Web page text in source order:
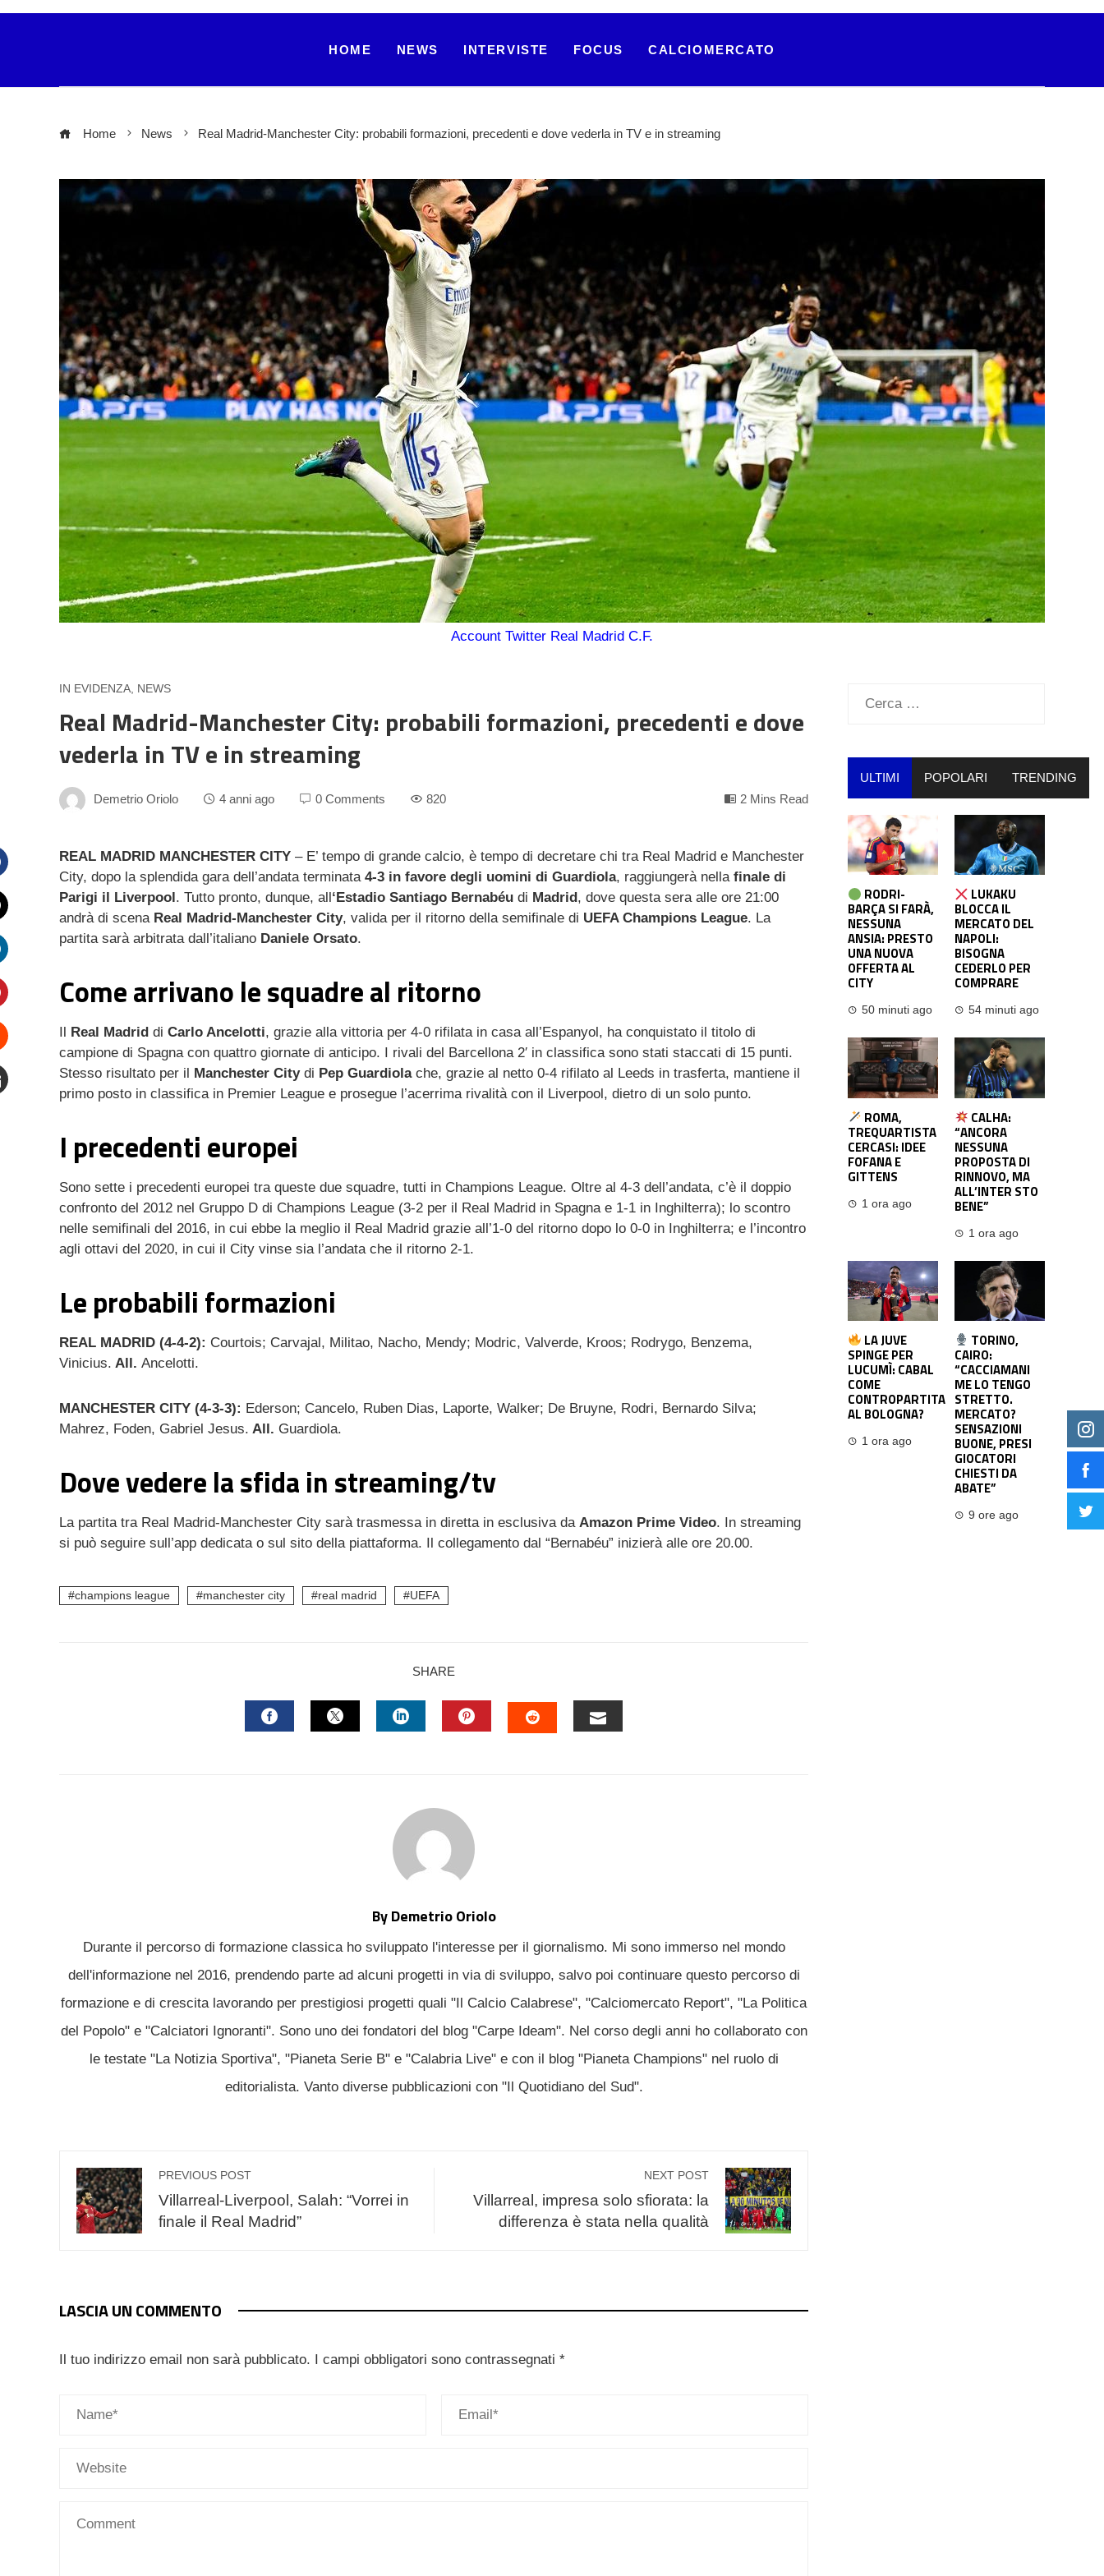
HOME NEWS INTERVISTE FOCUS CALCIOMERCATO
Home News Real Madrid-Manchester City: probabili formazioni, precedenti e dove vederla in TV e in streaming
Account Twitter Real Madrid C.F.
IN EVIDENZA, NEWS
Real Madrid-Manchester City: probabili formazioni, precedenti e dove
vederla in TV e in streaming
Demetrio Oriolo 4 anni ago 0 Comments 820 2 Mins Read
REAL MADRID MANCHESTER CITY – E’ tempo di grande calcio, è tempo di decretare chi tra Real Madrid e Manchester
City, dopo la splendida gara dell’andata terminata 4-3 in favore degli uomini di Guardiola, raggiungerà nellafinale di
Parigi il Liverpool. Tutto pronto, dunque, all‘Estadio Santiago Bernabéu di Madrid, dove questa sera alle ore 21:00
andrà di scena Real Madrid-Manchester City, valida per il ritorno della semifinale di UEFA Champions League. La
partita sarà arbitrata dall’italiano Daniele Orsato.
Come arrivano le squadre al ritorno
Il Real Madrid di Carlo Ancelotti, grazie alla vittoria per 4-0 rifilata in casa all’Espanyol, ha conquistato il titolo di
campione di Spagna con quattro giornate di anticipo. I rivali del Barcellona 2′ in classifica sono stati staccati di 15 punti.
Stesso risultato per il Manchester City di Pep Guardiolache, grazie al netto 0-4 rifilato al Leeds in trasferta, mantiene il
primo posto in classifica in Premier League e prosegue l’acerrima rivalità con il Liverpool, dietro di un solo punto.
I precedenti europei
Sono sette i precedenti europei tra queste due squadre, tutti in Champions League. Oltre al 4-3 dell’andata, c’è il doppio
confronto del 2012 nel Gruppo D di Champions League (3-2 per il Real Madrid in Spagna e 1-1 in Inghilterra); lo scontro
nelle semifinali del 2016, in cui ebbe la meglio il Real Madrid grazie all’1-0 del ritorno dopo lo 0-0 in Inghilterra; e l’incontro
agli ottavi del 2020, in cui il City vinse sia l’andata che il ritorno 2-1.
Le probabili formazioni
REAL MADRID (4-4-2): Courtois; Carvajal, Militao, Nacho, Mendy; Modric, Valverde, Kroos; Rodrygo, Benzema,
Vinicius. All. Ancelotti.
MANCHESTER CITY (4-3-3): Ederson; Cancelo, Ruben Dias, Laporte, Walker; De Bruyne, Rodri, Bernardo Silva;
Mahrez, Foden, Gabriel Jesus. All. Guardiola.
Dove vedere la sfida in streaming/tv
La partita tra Real Madrid-Manchester City sarà trasmessa in diretta in esclusiva da Amazon Prime Video. In streaming
si può seguire sull’app dedicata o sul sito della piattaforma. Il collegamento dal “Bernabéu” inizierà alle ore 20.00.
champions league manchester city real madrid UEFA
SHARE
By Demetrio Oriolo
Durante il percorso di formazione classica ho sviluppato l'interesse per il giornalismo. Mi sono immerso nel mondo
dell'informazione nel 2016, prendendo parte ad alcuni progetti in via di sviluppo, salvo poi continuare questo percorso di
formazione e di crescita lavorando per prestigiosi progetti quali "Il Calcio Calabrese", "Calciomercato Report", "La Politica
del Popolo" e "Calciatori Ignoranti". Sono uno dei fondatori del blog "Carpe Ideam". Nel corso degli anni ho collaborato con
le testate "La Notizia Sportiva", "Pianeta Serie B" e "Calabria Live" e con il blog "Pianeta Champions" nel ruolo di
editorialista. Vanto diverse pubblicazioni con "Il Quotidiano del Sud".
PREVIOUS POST
Villarreal-Liverpool, Salah: “Vorrei in
finale il Real Madrid”
NEXT POST
Villarreal, impresa solo sfiorata: la
differenza è stata nella qualità
LASCIA UN COMMENTO
Il tuo indirizzo email non sarà pubblicato. I campi obbligatori sono contrassegnati *
Ricerca
ULTIMI POPOLARI TRENDING
RODRI-
BARÇA SI FARÀ,
NESSUNA
ANSIA: PRESTO
UNA NUOVA
OFFERTA AL
CITY
50 minuti ago
LUKAKU
BLOCCA IL
MERCATO DEL
NAPOLI:
BISOGNA
CEDERLO PER
COMPRARE
54 minuti ago
ROMA,
TREQUARTISTA
CERCASI: IDEE
FOFANA E
GITTENS
1 ora ago
CALHA:
“ANCORA
NESSUNA
PROPOSTA DI
RINNOVO, MA
ALL’INTER STO
BENE”
1 ora ago
LA JUVE
SPINGE PER
LUCUMÌ: CABAL
COME
CONTROPARTITA
AL BOLOGNA?
1 ora ago
TORINO,
CAIRO:
“CACCIAMANI
ME LO TENGO
STRETTO.
MERCATO?
SENSAZIONI
BUONE, PRESI
GIOCATORI
CHIESTI DA
ABATE”
9 ore ago